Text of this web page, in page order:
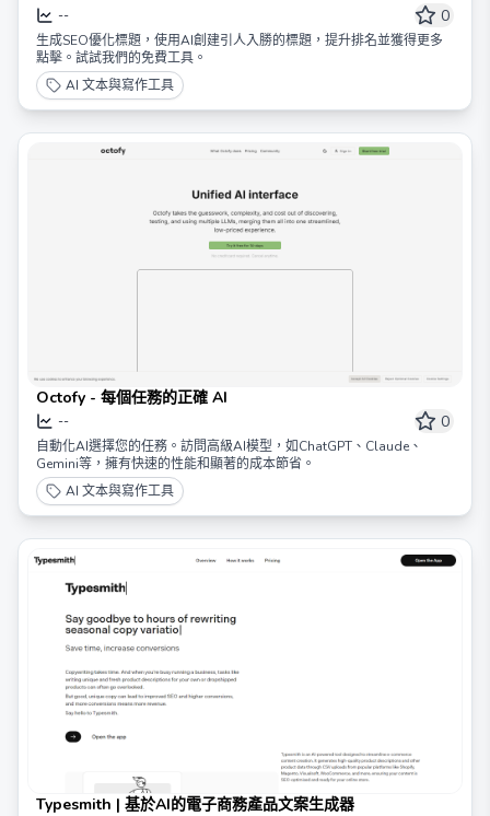
-- 0
生成SEO優化標題，使用AI創建引人入勝的標題，提升排名並獲得更多
點擊。試試我們的免費工具。
AI 文本與寫作工具
Octofy - 每個任務的正確 AI
-- 0
自動化AI選擇您的任務。訪問高級AI模型，如ChatGPT、Claude、
Gemini等，擁有快速的性能和顯著的成本節省。
AI 文本與寫作工具
Typesmith | 基於AI的電子商務產品文案生成器